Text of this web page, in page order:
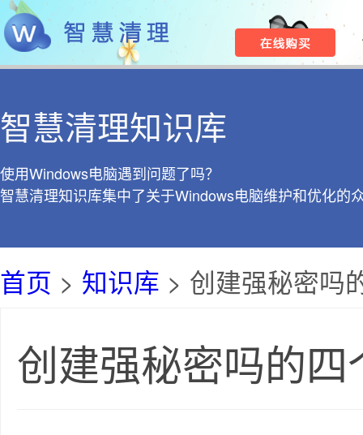
智慧清理知识库
使用Windows电脑遇到问题了吗？
智慧清理知识库集中了关于Windows电脑维护和优化的
首页 > 知识库 > 创建强秘密吗
创建强秘密吗的四